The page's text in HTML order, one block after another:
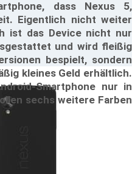
dass Nexus 5,
Eigentlich nicht weiter
ist das Device nicht nur
und wird fleißig
bespielt, sondern
kleines Geld erhältlich.
Smartphone nur in
sechs weitere Farben